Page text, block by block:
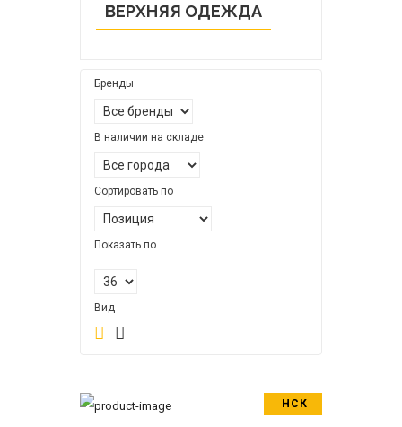
ВЕРХНЯЯ ОДЕЖДА
Бренды
В наличии на складе
Сортировать по
Показать по
Вид
НСК